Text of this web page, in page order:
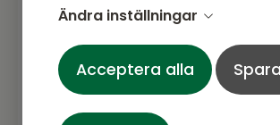
Ändra inställningar
Acceptera alla
spännande.